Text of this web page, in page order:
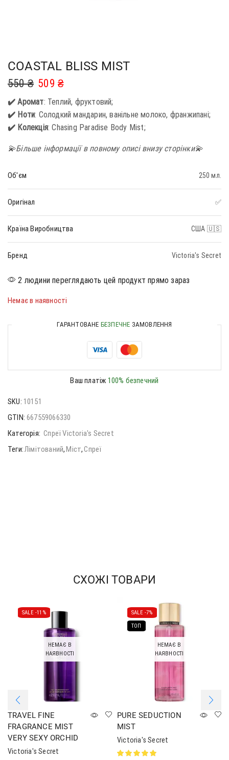
COASTAL BLISS MIST
550₴ 509₴
✔️ Аромат: Теплий, фруктовий;
✔️ Ноти: Солодкий мандарин, ванільне молоко, франжипані;
✔️ Колекція: Chasing Paradise Body Mist;
💫Більше інформації в повному описі внизу сторінки💫
Об'єм 250 мл.
Оригінал ✅
Країна Виробництва США 🇺🇸
Бренд Victoria's Secret
2 людини переглядають цей продукт прямо зараз
Немає в наявності
ГАРАНТОВАНЕ БЕЗПЕЧНЕ ЗАМОВЛЕННЯ
Ваш платіж 100% безпечний
SKU: 10151
GTIN: 667559066330
Категорія: Спреї Victoria's Secret
Теги:Лімітований,Міст,Спреї
СХОЖІ ТОВАРИ
SALE -11%
НЕМАЄ В
НАЯВНОСТІ
TRAVEL FINE
FRAGRANCE MIST
VERY SEXY ORCHID
Victoria's Secret
SALE -7%
ТОП
НЕМАЄ В
НАЯВНОСТІ
PURE SEDUCTION
MIST
Victoria's Secret